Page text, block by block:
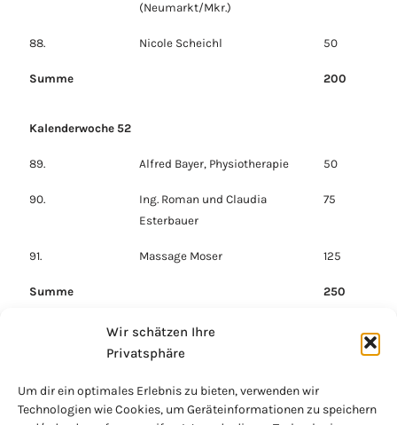
Wir schätzen Ihre
Privatsphäre
Um dir ein optimales Erlebnis zu bieten, verwenden wir
Technologien wie Cookies, um Geräteinformationen zu speichern
(Neumarkt/Mkr.)
88. Nicole Scheichl 50
Summe 200
Kalenderwoche 52
89. Alfred Bayer, Physiotherapie 50
90.
Ing. Roman und Claudia
Esterbauer
75
91. Massage Moser 125
Summe 250
Gesamtsumme